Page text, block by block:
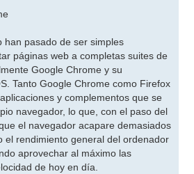
han pasado de ser simples
páginas web a completas suites de
Google Chrome y su
Tanto Google Chrome como Firefox
y complementos que se
navegador, lo que, con el paso del
el navegador acapare demasiados
el rendimiento general del ordenador
aprovechar al máximo las
de hoy en día.